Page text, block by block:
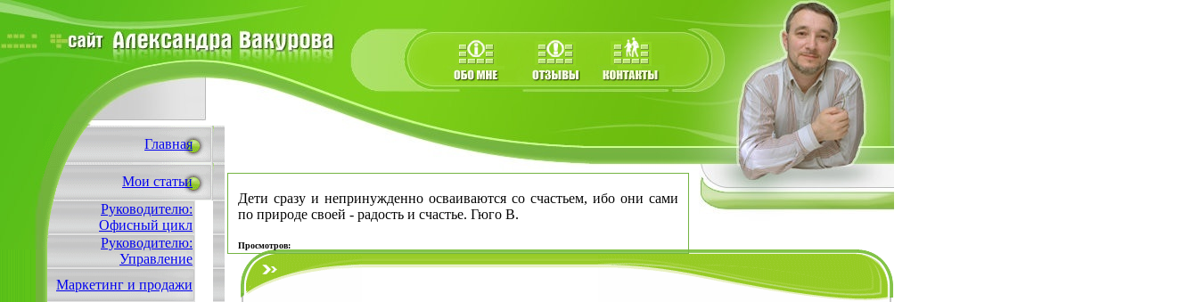
Главная
Мои статьи
Руководителю:
Офисный цикл
Руководителю:
Управление
Маркетинг и продажи
Дети сразу и непринужденно осваиваются со счастьем, ибо они сами
по природе своей - радость и счастье. Гюго В.
Просмотров: